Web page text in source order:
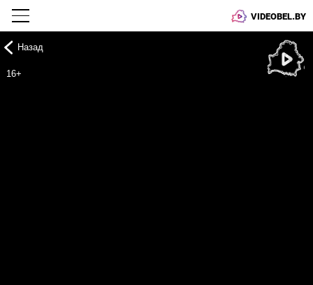
VIDEOBEL.BY
Назад
16+